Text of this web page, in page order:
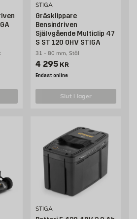
STIGA
Gräsklippare
Bensindriven
Självgående Multiclip 47
S ST 120 OHV STIGA
31 - 80 mm, Stål
Pris 4295 kr
4 295 KR
Endast online
slut i lager
STIGA